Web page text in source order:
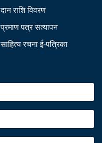
दान राशि विवरण
प्रमाण पत्र सत्यापन
साहित्य रचना ई-पत्रिका